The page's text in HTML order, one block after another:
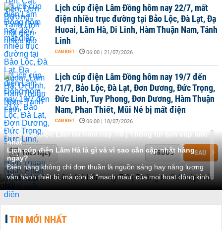
Lịch cúp điện Lâm Đồng hôm nay 22/7, mất
điện nhiều trục đường tại Bảo Lộc, Đà Lạt, Đạ
Huoai, Lâm Hà, Di Linh, Hàm Thuận Nam, Tánh
Linh
CẦN BIẾT - 06:00 | 21/07/2026
Lịch cúp điện Lâm Đồng hôm nay 19/7 đến
21/7, Bảo Lộc, Đà Lạt, Đơn Dương, Đức Trọng,
Đức Linh, Tuy Phong, Đơn Dương, Hàm Thuận
Nam, Phan Thiết, Mũi Né bị mất điện
CẦN BIẾT - 06:00 | 18/07/2026
Theo ngày TRƯỚC SAU
Lịch cúp điện Lâm Hà hôm nay 7/8 | Thông tin lịch cúp mới
nhất
Lịch cúp điện Lâm Hà là gì và vì sao cần cập nhật hàng
ngày?
Điện năng không chỉ đơn thuần là nguồn sáng hay năng lượng
vận hành thiết bị, mà còn là “mạch máu” của mọi hoạt động kinh
tế – xã hội. Tại địa phương này, điện đóng vai trò đặc biệt quan
trọng vì đây vừa là khu vực có dân cư đông đúc, vừa là trung tâm
sản xuất nông nghiệp hàng hóa lớn của vùng Tây Nguyên.
Với đặc thù sản xuất cà phê, rau, hoa, dâu tây và nhiều loại cây
TIN MỚI NHẤT